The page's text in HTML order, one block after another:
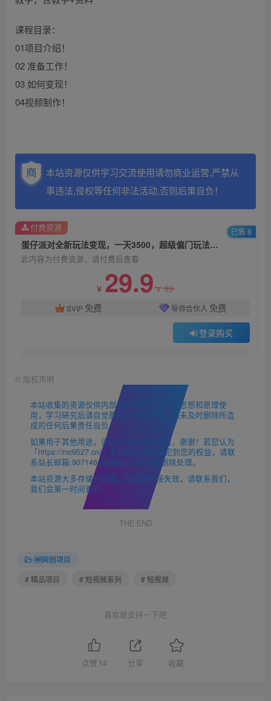
课程目录：
01项目介绍！
02 准备工作！
03 如何变现！
04视频制作！
本站资源仅供学习交流使用请勿商业运营,严禁从
事违法,侵权等任何非法活动,否则后果自负！
蛋仔派对全新玩法变现，一天3500，超级偏门玩法，一部手机即可操作
此内容为付费资源，请付费后查看
￥ 29.9￥99
SVIP 免费 导师合伙人 免费
登录购买
付费资源 已售 8
© 版权声明
本站收集的资源仅供内部学习研究软件设计思想和原理使
用，学习研究后请自觉删除，请勿传播，因未及时删除所造
成的任何后果责任自负。
如果用于其他用途，请购买正版支持作者，谢谢！若您认为
「https://mc9527.cn/」发布的内容若侵犯到您的权益，请联
系站长邮箱:907146180@qq.com 进行删除处理。
本站资源大多存储在云盘，如发现链接失效，请联系我们，
我们会第一时间更新。
THE END
🆓网创项目
# 精品项目
# 短视频系列 # 短视频
喜欢就支持一下吧
点赞 14 分享 收藏